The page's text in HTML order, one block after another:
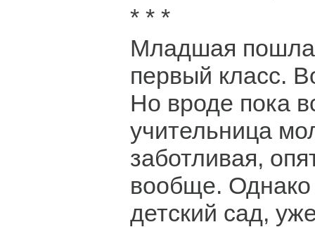
* * *
Младшая пошла
первый класс.
Но вроде пока
учительница
заботливая,
вообще. Однако
детский сад,